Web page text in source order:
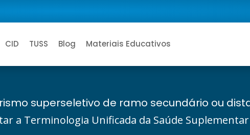
CID TUSS Blog Materiais Educativos
superseletivo de ramo secundário ou
a Terminologia Unificada da Saúde Suplementar